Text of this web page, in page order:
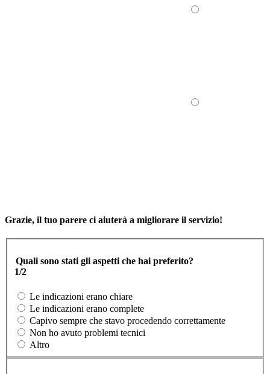
Grazie, il tuo parere ci aiuterà a migliorare il servizio!
Quali sono stati gli aspetti che hai preferito?
1/2
Le indicazioni erano chiare
Le indicazioni erano complete
Capivo sempre che stavo procedendo correttamente
Non ho avuto problemi tecnici
Altro